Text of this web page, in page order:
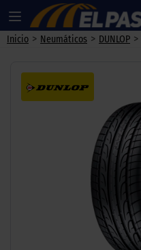
Inicio > Neumáticos > DUNLOP >